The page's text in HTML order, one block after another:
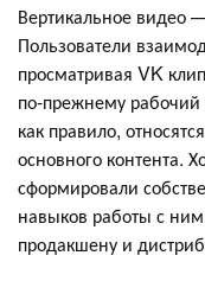
Вертикальное видео
Пользователи
просматривая VK
по-прежнему
как правило,
основного контента.
сформировали
навыков работы с
продакшену и